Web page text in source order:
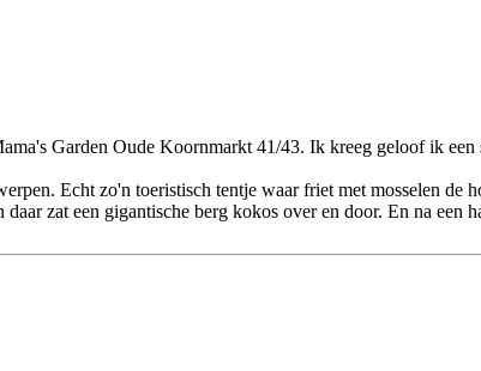
Garden Oude Koornmarkt 41/43. Ik kreeg geloof ik een
Echt zo'n toeristisch tentje waar friet met mosselen de
zat een gigantische berg kokos over en door. En na